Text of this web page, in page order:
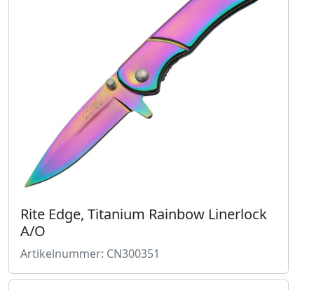
Rite Edge, Titanium Rainbow Linerlock
A/O
Artikelnummer: CN300351